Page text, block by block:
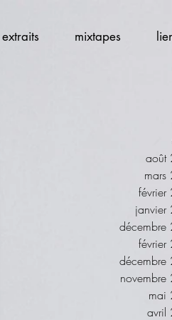
extraits mixtapes
août
décembre
février
mai
avril